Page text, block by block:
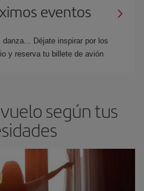
eventos
Déjate inspirar por los
y reserva tu billete de avión
según tus